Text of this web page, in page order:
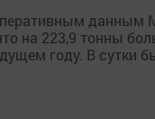
данным
на 223,9 тонны
году. В сутки